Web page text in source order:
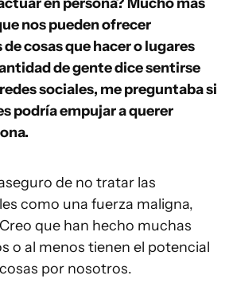
nos pueden ofrecer
cosas que hacer o lugares
de gente dice sentirse
sociales, me preguntaba si
podría empujar a querer
de no tratar las
como una fuerza maligna,
que han hecho muchas
o al menos tienen el potencial
por nosotros.